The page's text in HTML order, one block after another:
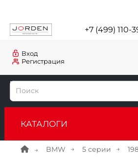
+7 (499) 110-
Регистрация
Вход
КАТАЛОГИ
BMW 5 серии